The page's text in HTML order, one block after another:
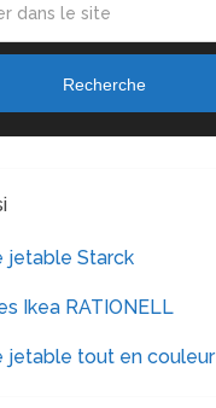
Recherche
jetable Starck
Ikea RATIONELL
jetable tout en couleur